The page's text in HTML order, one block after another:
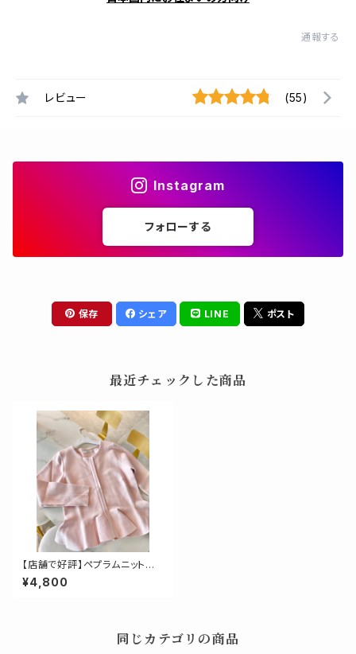
通報する
レビュー (55)
Instagram
フォローする
保存 シェア LINE ポスト
最近チェックした商品
【店舗で好評】ペプラムニットジ
ャケット
¥4,800
同じカテゴリの商品